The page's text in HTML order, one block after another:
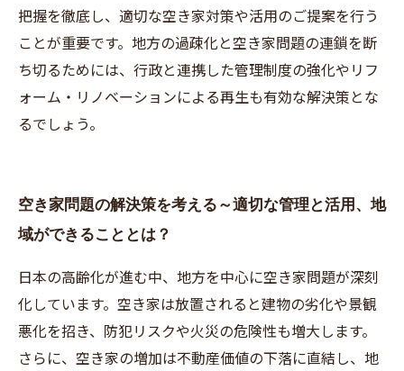
把握を徹底し、適切な空き家対策や活用のご提案を行う
ことが重要です。地方の過疎化と空き家問題の連鎖を断
ち切るためには、行政と連携した管理制度の強化やリフ
ォーム・リノベーションによる再生も有効な解決策とな
るでしょう。
空き家問題の解決策を考える～適切な管理と活用、地
域ができることとは？
日本の高齢化が進む中、地方を中心に空き家問題が深刻
化しています。空き家は放置されると建物の劣化や景観
悪化を招き、防犯リスクや火災の危険性も増大します。
さらに、空き家の増加は不動産価値の下落に直結し、地